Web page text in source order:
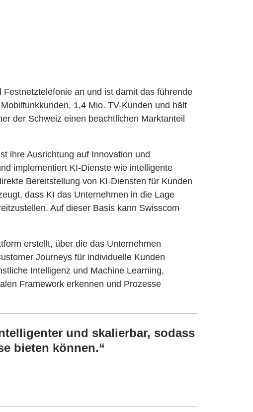
an und ist damit das führende
1,4 Mio. TV-Kunden und hält
der Schweiz einen beachtlichen Marktanteil
ihre Ausrichtung auf Innovation und
implementiert KI-Dienste wie intelligente
Bereitstellung von KI-Diensten für Kunden
dass KI das Unternehmen in die Lage
Auf dieser Basis kann Swisscom
erstellt, über die das Unternehmen
Journeys für individuelle Kunden
Intelligenz und Machine Learning,
Framework erkennen und Prozesse
und skalierbar, sodass
bieten können.“